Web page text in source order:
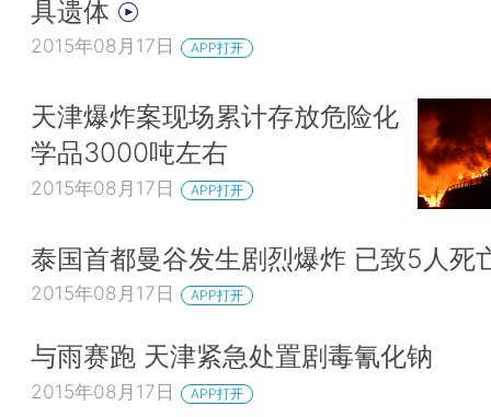
具遗体
2015年08月17日 APP打开
天津爆炸案现场累计存放危险化
学品3000吨左右
2015年08月17日 APP打开
泰国首都曼谷发生剧烈爆炸 已致5人死
2015年08月17日 APP打开
与雨赛跑 天津紧急处置剧毒氰化钠
2015年08月17日 APP打开